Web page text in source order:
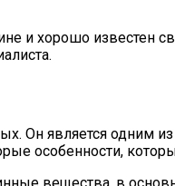
и хорошо
Он является одним
особенности,